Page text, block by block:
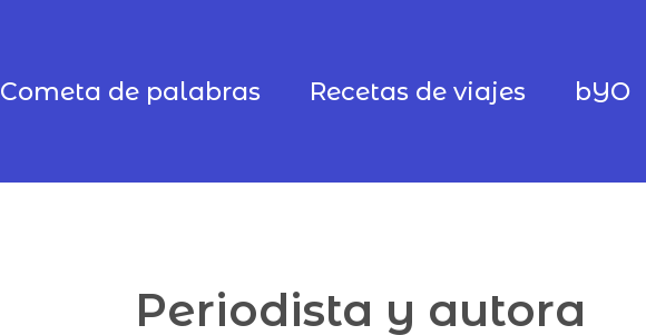
Cometa de palabras Recetas de viajes bYO
Periodista y autora